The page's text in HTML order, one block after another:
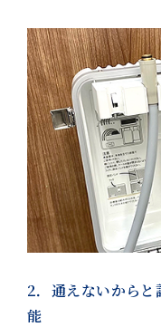
2．通えないから
能